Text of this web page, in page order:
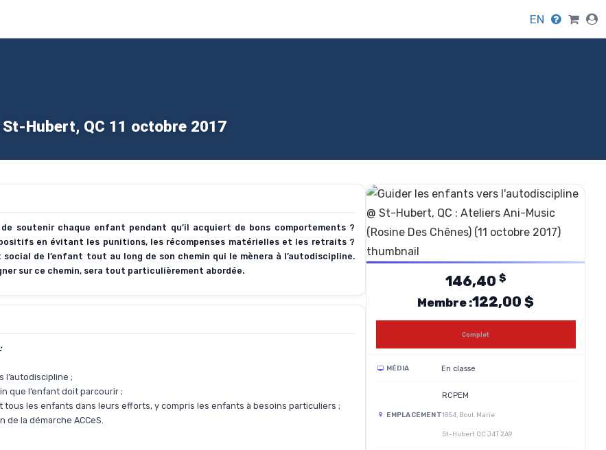
EN
Hubert, QC 11 octobre 2017
soutenir chaque enfant pendant qu’il acquiert de bons comportements ?
en évitant les punitions, les récompenses matérielles et les retraits ?
de l’enfant tout au long de son chemin qui le mènera à l’autodiscipline.
sur ce chemin, sera tout particulièrement abordée.
;
que l’enfant doit parcourir ;
les enfants dans leurs efforts, y compris les enfants à besoins particuliers ;
la démarche ACCeS.
146,40 $
Membre :122,00 $
Complet
MÉDIA En classe
EMPLACEMENT
RCPEM
1854, Boul. Marie
St-Hubert QC J4T 2A9